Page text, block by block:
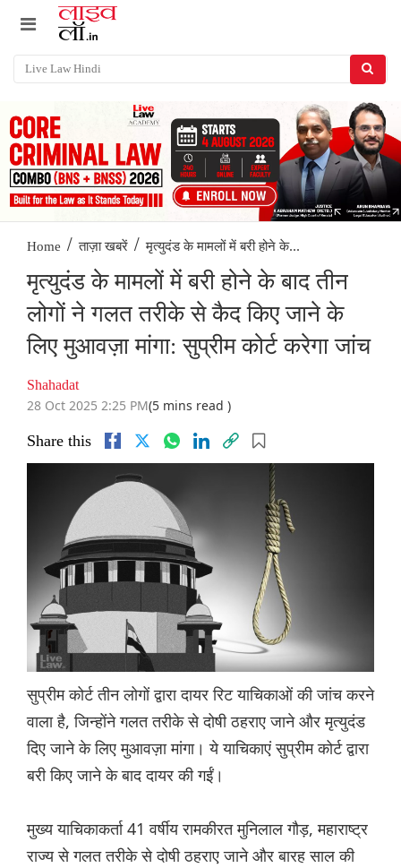
Home / ताज़ा खबरें / मृत्युदंड के मामलों में बरी होने के...
मृत्युदंड के मामलों में बरी होने के बाद तीन
लोगों ने गलत तरीके से कैद किए जाने के
लिए मुआवज़ा मांगा: सुप्रीम कोर्ट करेगा जांच
Shahadat
28 Oct 2025 2:25 PM(5 mins read )
Share this
सुप्रीम कोर्ट तीन लोगों द्वारा दायर रिट याचिकाओं की जांच करने
वाला है, जिन्होंने गलत तरीके से दोषी ठहराए जाने और मृत्युदंड
दिए जाने के लिए मुआवज़ा मांगा। ये याचिकाएं सुप्रीम कोर्ट द्वारा
बरी किए जाने के बाद दायर की गईं।
मुख्य याचिकाकर्ता 41 वर्षीय रामकीरत मुनिलाल गौड़, महाराष्ट्र
राज्य से गलत तरीके से दोषी ठहराए जाने और बारह साल की